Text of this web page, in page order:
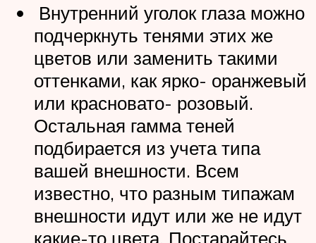
Внутренний уголок глаза можно
подчеркнуть тенями этих же
цветов или заменить такими
оттенками, как ярко- оранжевый
или красновато- розовый.
Остальная гамма теней
подбирается из учета типа
вашей внешности. Всем
известно, что разным типажам
внешности идут или же не идут
какие-то цвета. Постарайтесь